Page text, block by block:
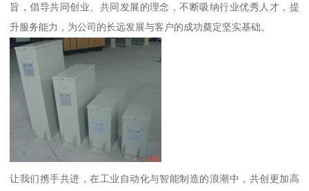
旨，倡导共同创业、共同发展的理念，不断吸纳行业优秀人才，提
升服务能力，为公司的长远发展与客户的成功奠定坚实基础。
让我们携手共进，在工业自动化与智能制造的浪潮中，共创更加高